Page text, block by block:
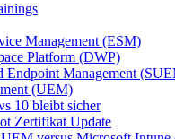
Management (ESM)
Platform (DWP)
Endpoint Management
(UEM)
10 bleibt sicher
Zertifikat Update